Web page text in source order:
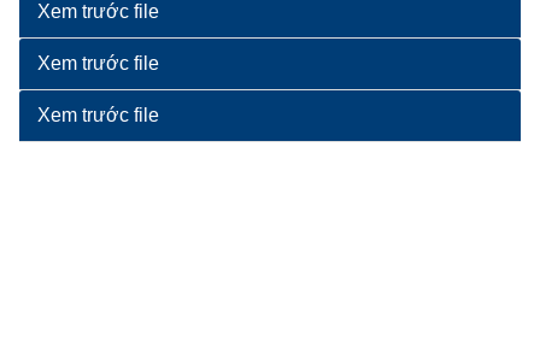
Xem trước file
Xem trước file
Xem trước file